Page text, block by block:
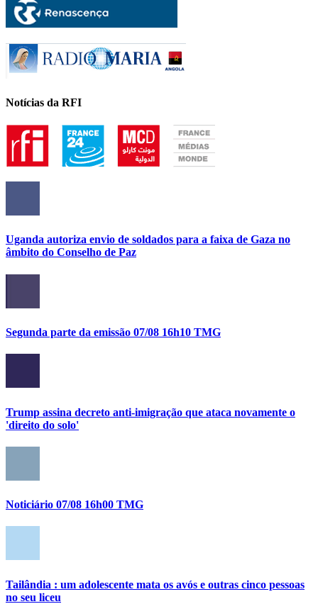
Notícias da RFI
Uganda autoriza envio de soldados para a faixa de Gaza no
âmbito do Conselho de Paz
Segunda parte da emissão 07/08 16h10 TMG
Trump assina decreto anti-imigração que ataca novamente o
'direito do solo'
Noticiário 07/08 16h00 TMG
Tailândia : um adolescente mata os avós e outras cinco pessoas
no seu liceu